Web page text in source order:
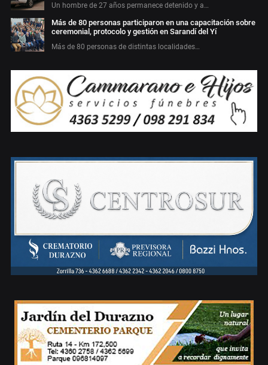
Un hombre de 27 años permanece detenido y a…
Más de 80 personas participaron en una capacitación sobre
ceremonial, protocolo y gestión en Sarandí del Yí
Más de 80 personas de distintas localidades…